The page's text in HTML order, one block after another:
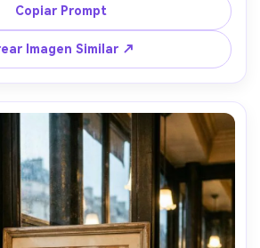
lente 50mm, sombras naturales,
alta resolución, sin marca de
cinematográfica suave --ar 4:5
Copiar Prompt
Imagen Similar ↗